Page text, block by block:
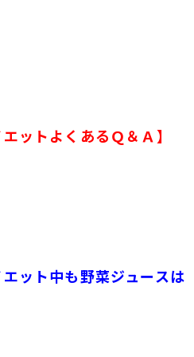
ットよくあるＱ＆Ａ】
ット中も野菜ジュースは